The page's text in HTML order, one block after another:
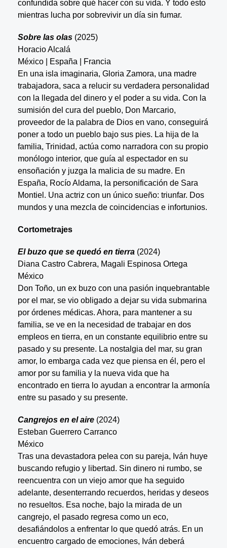
confundida sobre qué hacer con su vida. Y todo esto
mientras lucha por sobrevivir un día sin fumar.
Sobre las olas(2025)
Horacio Alcalá
México | España | Francia
En una isla imaginaria, Gloria Zamora, una madre
trabajadora, saca a relucir su verdadera personalidad
con la llegada del dinero y el poder a su vida. Con la
sumisión del cura del pueblo, Don Marcario,
proveedor de la palabra de Dios en vano, conseguirá
poner a todo un pueblo bajo sus pies. La hija de la
familia, Trinidad, actúa como narradora con su propio
monólogo interior, que guía al espectador en su
ensoñación y juzga la malicia de su madre. En
España, Rocío Aldama, la personificación de Sara
Montiel. Una actriz con un único sueño: triunfar. Dos
mundos y una mezcla de coincidencias e infortunios.
Cortometrajes
El buzo que se quedó en tierra(2024)
Diana Castro Cabrera, Magali Espinosa Ortega
México
Don Toño, un ex buzo con una pasión inquebrantable
por el mar, se vio obligado a dejar su vida submarina
por órdenes médicas. Ahora, para mantener a su
familia, se ve en la necesidad de trabajar en dos
empleos en tierra, en un constante equilibrio entre su
pasado y su presente. La nostalgia del mar, su gran
amor, lo embarga cada vez que piensa en él, pero el
amor por su familia y la nueva vida que ha
encontrado en tierra lo ayudan a encontrar la armonía
entre su pasado y su presente.
Cangrejos en el aire(2024)
Esteban Guerrero Carranco
México
Tras una devastadora pelea con su pareja, Iván huye
buscando refugio y libertad. Sin dinero ni rumbo, se
reencuentra con un viejo amor que ha seguido
adelante, desenterrando recuerdos, heridas y deseos
no resueltos. Esa noche, bajo la mirada de un
cangrejo, el pasado regresa como un eco,
desafiándolos a enfrentar lo que quedó atrás. En un
encuentro cargado de emociones, Iván deberá